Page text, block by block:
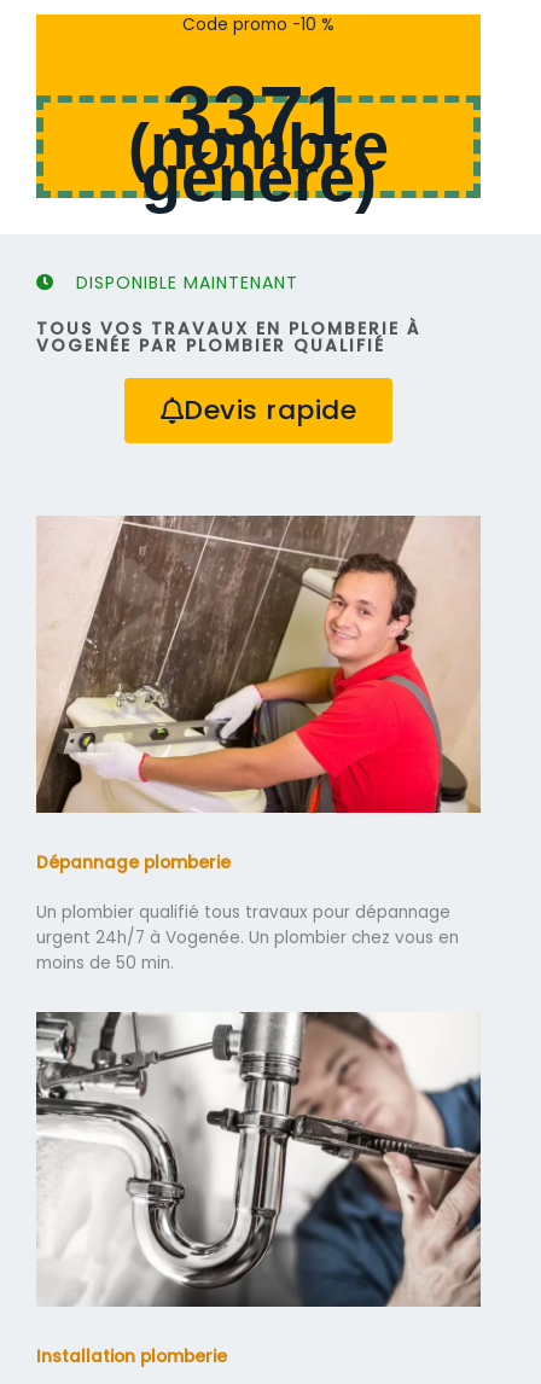
s
s
Code promo -10 %
3371
(nombre
généré)
DISPONIBLE MAINTENANT
TOUS VOS TRAVAUX EN PLOMBERIE À
VOGENÉE PAR PLOMBIER QUALIFIÉ
Devis rapide
Dépannage plomberie
Un plombier qualifié tous travaux pour dépannage
urgent 24h/7 à Vogenée. Un plombier chez vous en
moins de 50 min.
Installation plomberie